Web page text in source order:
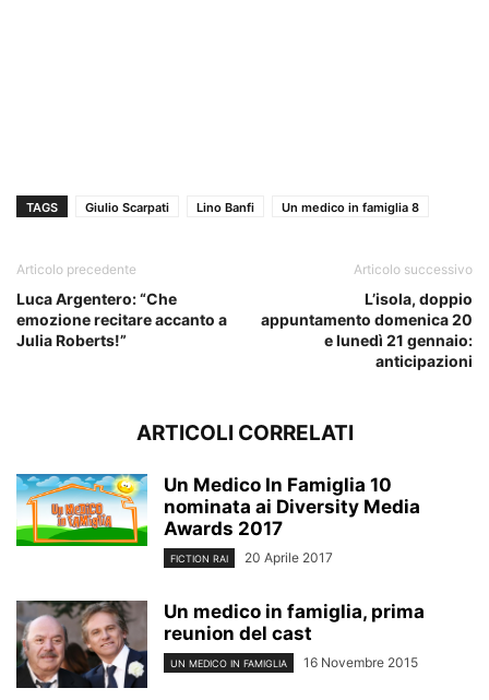
TAGS Giulio Scarpati Lino Banfi Un medico in famiglia 8
Articolo precedente
Luca Argentero: “Che
emozione recitare accanto a
Julia Roberts!”
Articolo successivo
L’isola, doppio
appuntamento domenica 20
e lunedì 21 gennaio:
anticipazioni
ARTICOLI CORRELATI
Un Medico In Famiglia 10
nominata ai Diversity Media
Awards 2017
FICTION RAI 20 Aprile 2017
Un medico in famiglia, prima
reunion del cast
UN MEDICO IN FAMIGLIA 16 Novembre 2015